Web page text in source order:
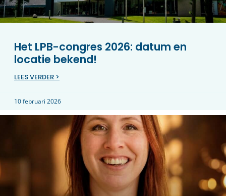
Het LPB-congres 2026: datum en
locatie bekend!
LEES VERDER >
10 februari 2026